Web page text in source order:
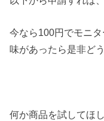
今なら100円でモニ
味があったら是非どう
何か商品を試してほ